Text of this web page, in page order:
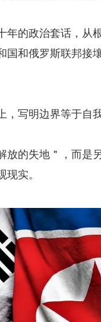
年的政治套话，从
和俄罗斯联邦接
写明边界等于自我
放的失地＂，而是
实。